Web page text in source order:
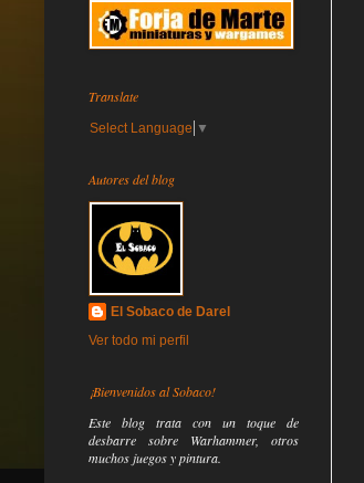
Translate
Select Language ▼
Autores del blog
El Sobaco de Darel
Ver todo mi perfil
¡Bienvenidos al Sobaco!
Este blog trata con un toque de
desbarre sobre Warhammer, otros
muchos juegos y pintura.